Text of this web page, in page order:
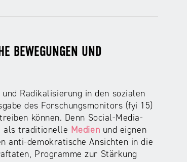
BEWEGUNGEN UND
Radikalisierung in den sozialen
des Forschungsmonitors (fyi 15)
können. Denn Social-Media-
als traditionelle Medien und eignen
anti-demokratische Ansichten in die
Programme zur Stärkung